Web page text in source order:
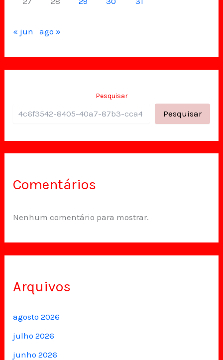
« jun ago »
Pesquisar
Pesquisar
Comentários
Nenhum comentário para mostrar.
Arquivos
agosto 2026
julho 2026
junho 2026